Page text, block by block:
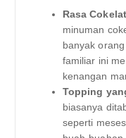
Rasa
minuman
banyak
familiar ini
kenangan
Topping
biasanya
seperti